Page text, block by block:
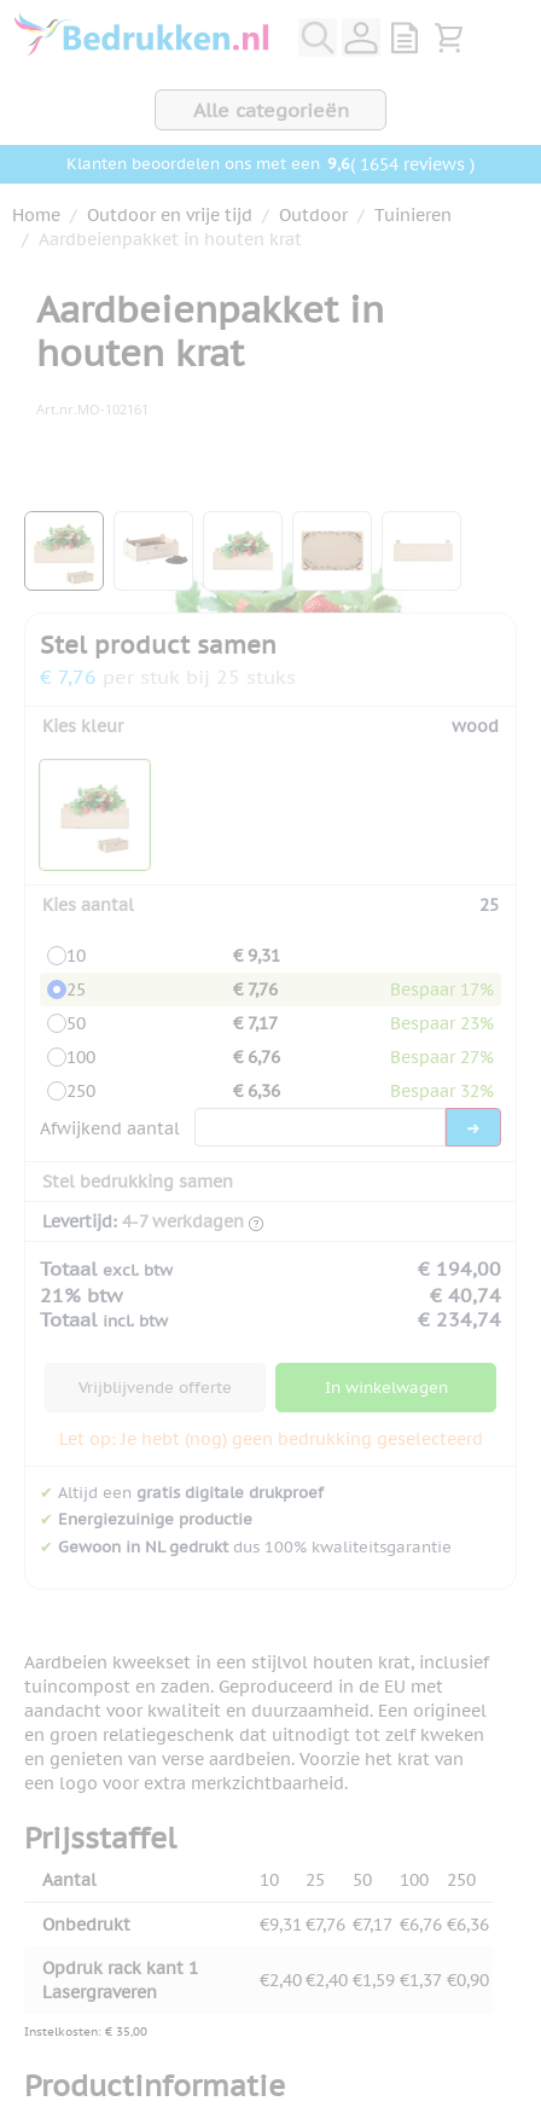
Ga naar de inhoud
View quote,
Bekijk
Alle categorieën
Klanten beoordelen ons met een 9,6( 1654 reviews )
Home / Outdoor en vrije tijd / Outdoor / Tuinieren
/ Aardbeienpakket in houten krat
Aardbeienpakket in
houten krat
Art.nr. MO-102161
View larger imageView larger imageView larger imageView larger image
Stel product samen
€ 7,76 per stuk bij 25 stuks
Kies kleur wood
Kies aantal 25
10
€ 9,31
25
€ 7,76
Bespaar 17%
50
€ 7,17
Bespaar 23%
100
€ 6,76
Bespaar 27%
250
€ 6,36
Bespaar 32%
Afwijkend aantal
Stel bedrukking samen
Levertijd: 4-7 werkdagen
Totaal excl. btw
€ 194,00
21% btw
€ 40,74
Totaal incl. btw € 234,74
Vrijblijvende offerte In winkelwagen
Let op: Je hebt (nog) geen bedrukking geselecteerd
✔ Altijd een gratis digitale drukproef
✔ Energiezuinige productie
✔ Gewoon in NL gedruktdus 100% kwaliteitsgarantie
Aardbeien kweekset in een stijlvol houten krat, inclusief
tuincompost en zaden. Geproduceerd in de EU met
aandacht voor kwaliteit en duurzaamheid. Een origineel
en groen relatiegeschenk dat uitnodigt tot zelf kweken
en genieten van verse aardbeien. Voorzie het krat van
een logo voor extra merkzichtbaarheid.
Prijsstaffel
Aantal 10 25 50 100 250
Onbedrukt €9,31 €7,76 €7,17 €6,76 €6,36
Opdruk rack kant 1
Lasergraveren
€2,40€2,40 €1,59 €1,37 €0,90
Instelkosten: € 35,00
Productinformatie